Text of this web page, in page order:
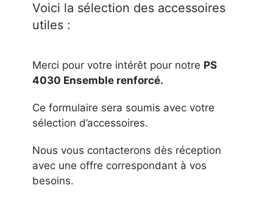
Voici la sélection des accessoires
utiles :
Merci pour votre intérêt pour notre PS
4030 Ensemble renforcé.
Ce formulaire sera soumis avec votre
sélection d’accessoires.
Nous vous contacterons dès réception
avec une offre correspondant à vos
besoins.